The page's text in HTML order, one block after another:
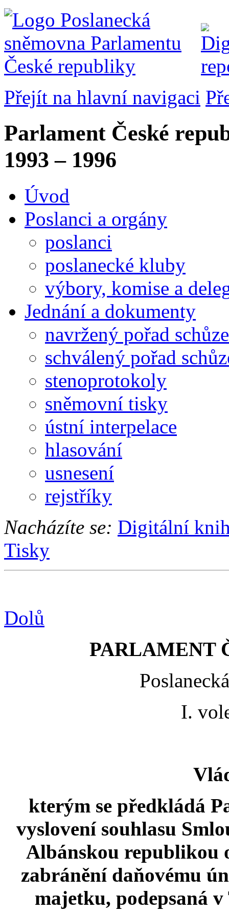
Přejít na hlavní navigaci
Parlament České
1993 – 1996
Úvod
Poslanci a orgány
poslanci
poslanecké kluby
výbory, komise a
Jednání a dokumenty
navržený pořad schůze
schválený pořad
stenoprotokoly
sněmovní tisky
ústní interpelace
hlasování
usnesení
rejstříky
Nacházíte se: Digitální
Tisky
Dolů
PARLAMENT
I.
kterým se předkládá
vyslovení souhlasu
Albánskou republikou
zabránění daňovému
majetku, podepsaná